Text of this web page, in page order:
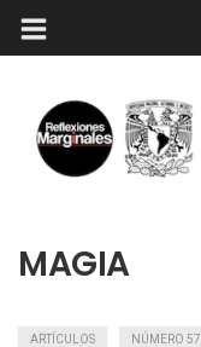
MAGIA
ARTÍCULOS NÚMERO 57